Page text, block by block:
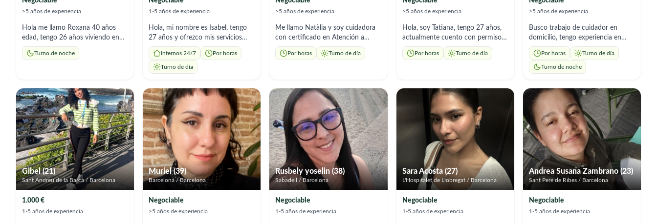
>5 años de experiencia
Hola me llamo Roxana 40 años
edad, tengo 26 años viviendo en
España. Tengo mucha experiencia
de cuidadora. Tengo el título de
la noche. Se cocinar platos
españoles o dieta específica según
nutriciónista. Tengo buen manejo
en general de una casa
Turno de noche
1-5 años de experiencia
Hola, mi nombre es Isabel, tengo
27 años y ofrezco mis servicios
como cuidadora de adultos
mayores. Soy responsable,
paciente y atenta, y tengo
cuidado general. Me encanta
brindar apoyo con cariño y
respeto, y estoy disponible para
adaptarme a las necesidades de
cada persona.
Internos 24/7 Por horas
Turno de día
>5 años de experiencia
Me llamo Natàlia y soy cuidadora
con certificado en Atención a
personas dependientes. Tengo
experiencia, también, en las
por mi trabajo. Ofrezco cuidado y
acompañamiento, labores
domésticas necesarias, ayuda en
AVD y atención personalizada. Soy
bilingüe.
Por horas Turno de día
>5 años de experiencia
Hola, soy Tatiana, tengo 27 años,
actualmente cuento con permiso
de trabajo y residencia en España,
soy de profesión auxiliar de
preparación de comidas. Soy
responsable, empática y me
adapto a los horarios que
Por horas Turno de día
>5 años de experiencia
Busco trabajo de cuidador en
domicilio, tengo experiencia en
cuidado de personas mayores con;
alzheimer, diabetes, movilidad
reducida,soy serio y responsable
hora fin de semana. Zona de
trabajo Valles Oriental. Jornadas
minimas de 4h.
Por horas Turno de día
Turno de noche
Gibel (21)
Sant Andreu de la Barca / Barcelona
1.000 €
1-5 años de experiencia
Muriel (39)
Barcelona / Barcelona
Negociable
>5 años de experiencia
Rusbely yoselin (38)
Sabadell / Barcelona
Negociable
1-5 años de experiencia
Sara Acosta (27)
L'Hospitalet de Llobregat / Barcelona
Negociable
1-5 años de experiencia
Andrea Susana Zambrano (23)
Sant Pere de Ribes / Barcelona
Negociable
1-5 años de experiencia